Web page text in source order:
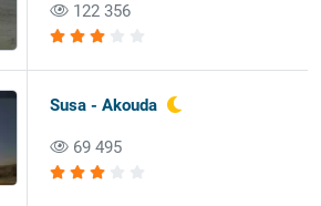
122 356
Susa - Akouda
69 495